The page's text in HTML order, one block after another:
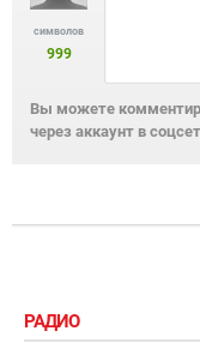
символов
999
Вы можете
через аккаунт в
РАДИО